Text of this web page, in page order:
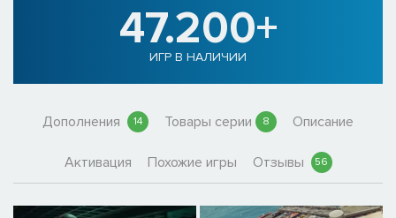
47.200+
ИГР В НАЛИЧИИ
Дополнения 14 Товары серии 8 Описание
Активация Похожие игры Отзывы 56